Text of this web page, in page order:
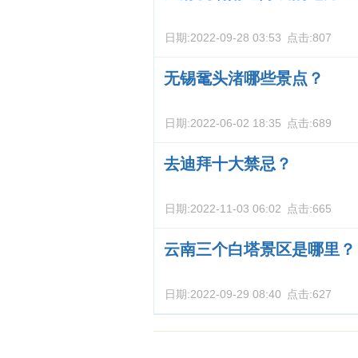
日期:2022-09-28 03:53 点击:807
无锡鼋头渚哪些景点？
日期:2022-06-02 18:35 点击:689
去迪拜十大禁忌？
日期:2022-11-03 06:02 点击:665
云南三个白塔景区是哪里？
日期:2022-09-29 08:40 点击:627